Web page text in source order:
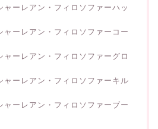
ャーレアン・フィロソファーハッ
ャーレアン・フィロソファーコー
ャーレアン・フィロソファーグロ
ャーレアン・フィロソファーキル
ャーレアン・フィロソファーブー